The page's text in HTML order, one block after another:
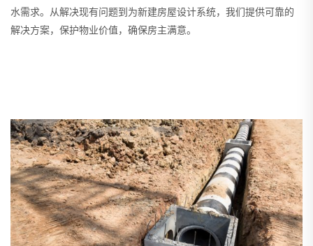
水需求。从解决现有问题到为新建房屋设计系统，我们提供可靠的
解决方案，保护物业价值，确保房主满意。